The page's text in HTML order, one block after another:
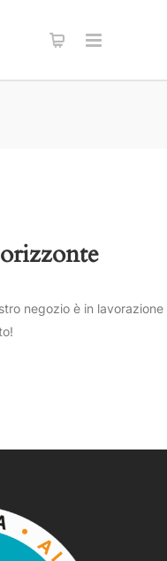
negozio è in lavorazione